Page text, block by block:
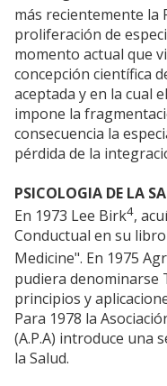
más recientemente la
proliferación de
momento actual que
concepción científica
aceptada y en la cual
impone la
consecuencia la
pérdida de la
PSICOLOGIA DE LA
En 1973 Lee Birk4,
Conductual en su
Medicine". En 1975
pudiera denominarse
principios y
Para 1978 la
(A.P.A) introduce una
la Salud.